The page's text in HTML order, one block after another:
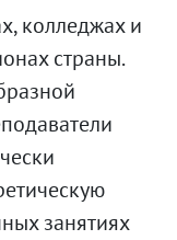
колледжах и
страны.
занятиях